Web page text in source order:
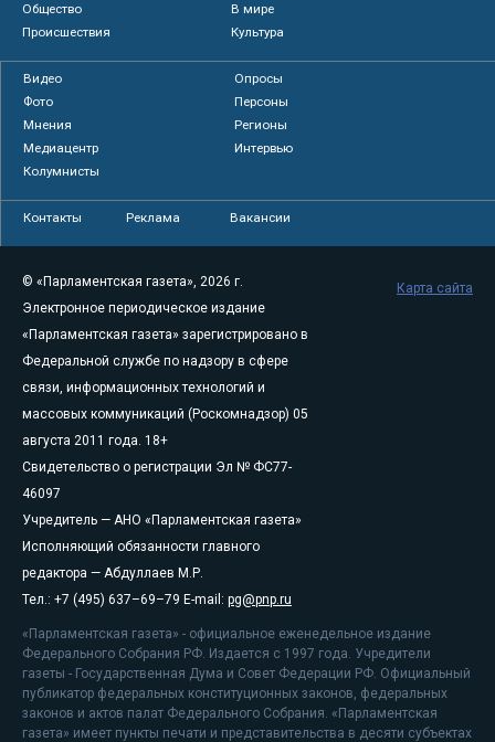
Общество
В мире
Происшествия
Культура
Видео
Опросы
Фото
Персоны
Мнения
Регионы
Медиацентр
Интервью
Колумнисты
Контакты Реклама Вакансии
© «Парламентская газета», 2026 г.
Электронное периодическое издание
«Парламентская газета» зарегистрировано в
Федеральной службе по надзору в сфере
связи, информационных технологий и
массовых коммуникаций (Роскомнадзор) 05
августа 2011 года. 18+
Свидетельство о регистрации Эл № ФС77-
46097
Учредитель — АНО «Парламентская газета»
Исполняющий обязанности главного
редактора — Абдуллаев М.Р.
Тел.: +7 (495) 637–69–79 E-mail: pg@pnp.ru
«Парламентская газета» - официальное еженедельное издание
Федерального Собрания РФ. Издается с 1997 года. Учредители
газеты - Государственная Дума и Совет Федерации РФ. Официальный
публикатор федеральных конституционных законов, федеральных
законов и актов палат Федерального Собрания. «Парламентская
газета» имеет пункты печати и представительства в десяти субъектах
Карта сайта